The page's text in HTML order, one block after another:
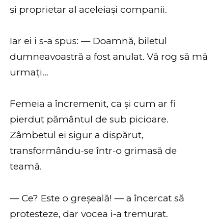
și proprietar al aceleiași companii.
Iar ei i s-a spus: — Doamnă, biletul
dumneavoastră a fost anulat. Vă rog să mă
urmați…
Femeia a încremenit, ca și cum ar fi
pierdut pământul de sub picioare.
Zâmbetul ei sigur a dispărut,
transformându-se într-o grimasă de
teamă.
— Ce? Este o greșeală! — a încercat să
protesteze, dar vocea i-a tremurat.